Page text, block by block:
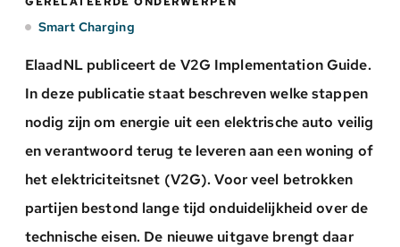
Smart Charging
ElaadNL publiceert de V2G Implementation Guide.
In deze publicatie staat beschreven welke stappen
nodig zijn om energie uit een elektrische auto veilig
en verantwoord terug te leveren aan een woning of
het elektriciteitsnet (V2G). Voor veel betrokken
partijen bestond lange tijd onduidelijkheid over de
technische eisen. De nieuwe uitgave brengt daar